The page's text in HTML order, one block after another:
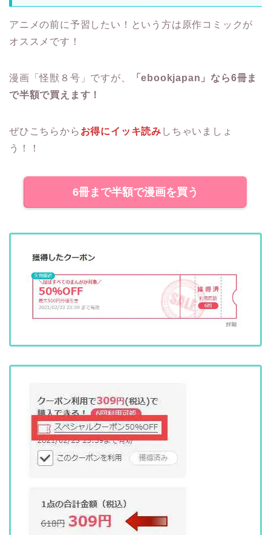
アニメの前に予習したい！という方は原作コミックが
オススメです！
漫画「怪獣８号」ですが、
「ebookjapan」なら6冊ま
で半額で買えます！
ぜひこちらから お得にイッキ読み しちゃいましょ
う！！
6冊まで半額で漫画を買う